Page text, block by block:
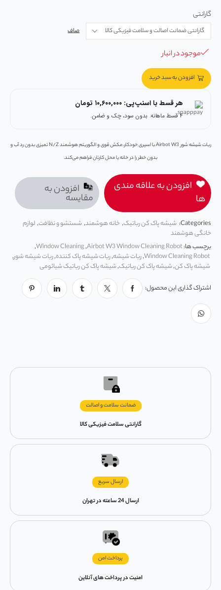
گارانتی
صاف
موجود در انبار
افزودن به سبد خرید
هر قسط با اسنپ‌پی: ۱۰,۶۰۰,۰۰۰ تومان
۴ قسط ماهانه. بدون سود، چک و ضامن.
ربات شیشه‌ شور Airbot W3 با اسپری خودکار، مکش قوی و الگوریتم هوشمند N/Z تمیزی بدون رد آب و
بدون خطر را در خانه یا محل کارتان فراهم می‌کند.
افزودن به علاقه مندی
ها
افزودن به
مقایسه
Categories: شیشه پاک کن رباتیک, خانه هوشمند,شستشو و نظافت,لوازم
خانگی هوشمند
برچسب ها:Airbot W3 Window Cleaning Robot
,
Window Cleaning
,
Window Cleaning Robot
,ربات شیشه‌,ربات شیشه‌ پاک کننده,ربات شیشه شور,
شیشه پاک کن,شیشه پاک کن رباتیک,شیشه پاک کن رباتیک شیائومی
اشتراک گذاری این محصول:
ضمانت سلامت و اصالت
گارانتی سلامت فیزیکی کالا
ارسال سریع
ارسال 24 ساعته در تهران
پرداخت امن
امنیت در پرداخت های آنلاین